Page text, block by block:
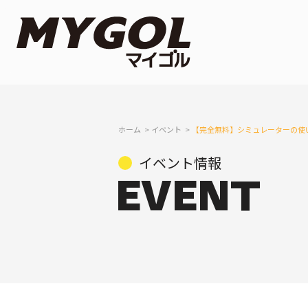
ホーム イベント 【完全無料】シミュレーターの
イベント情報